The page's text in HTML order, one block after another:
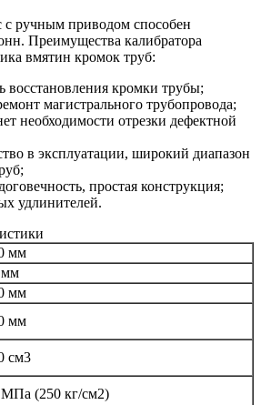
с ручным приводом способен
Преимущества калибратора
вмятин кромок труб:
восстановления кромки трубы;
магистрального трубопровода;
необходимости отрезки дефектной
в эксплуатации, широкий диапазон
простая конструкция;
удлинителей.
мм
мм
мм
мм
см3
МПа (250 кг/см2)